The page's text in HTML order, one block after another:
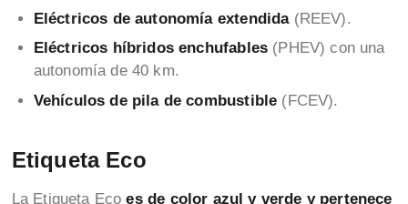
Eléctricos de autonomía extendida(REEV).
Eléctricos híbridos enchufables (PHEV) con una
autonomía de 40 km.
Vehículos de pila de combustible (FCEV).
Etiqueta Eco
La Etiqueta Ecoes de color azul y verde y pertenece